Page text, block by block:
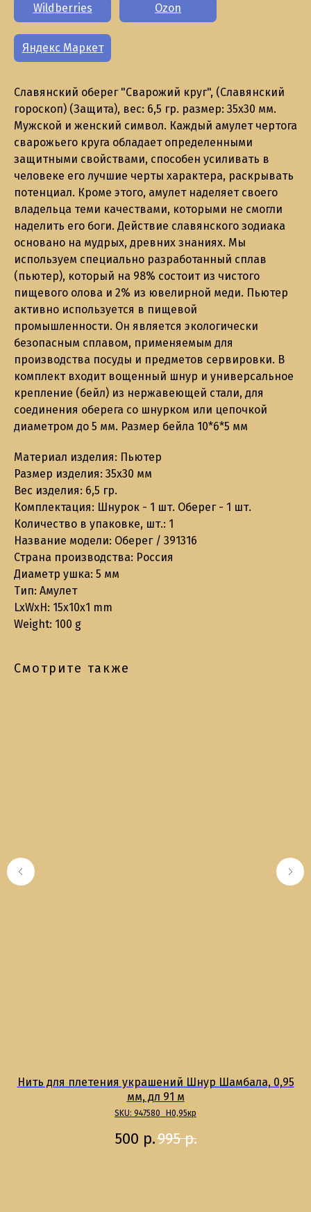
Wildberries Ozon
Яндекс Маркет
Славянский оберег "Сварожий круг", (Славянский
гороскоп) (Защита), вес: 6,5 гр. размер: 35х30 мм.
Мужской и женский символ. Каждый амулет чертога
сварожьего круга обладает определенными
защитными свойствами, способен усиливать в
человеке его лучшие черты характера, раскрывать
потенциал. Кроме этого, амулет наделяет своего
владельца теми качествами, которыми не смогли
наделить его боги. Действие славянского зодиака
основано на мудрых, древних знаниях. Мы
используем специально разработанный сплав
(пьютер), который на 98% состоит из чистого
пищевого олова и 2% из ювелирной меди. Пьютер
активно используется в пищевой
промышленности. Он является экологически
безопасным сплавом, применяемым для
производства посуды и предметов сервировки. В
комплект входит вощенный шнур и универсальное
крепление (бейл) из нержавеющей стали, для
соединения оберега со шнурком или цепочкой
диаметром до 5 мм. Размер бейла 10*6*5 мм
Материал изделия: Пьютер
Размер изделия: 35х30 мм
Вес изделия: 6,5 гр.
Комплектация: Шнурок - 1 шт. Оберег - 1 шт.
Количество в упаковке, шт.: 1
Название модели: Оберег / 391316
Страна производства: Россия
Диаметр ушка: 5 мм
Тип: Амулет
LxWxH: 15x10x1 mm
Weight: 100 g
Смотрите также
Нить для плетения украшений Шнур Шамбала, 0,95
мм, дл 91 м
SKU: 947580_Н0,95кр
500 р.995 р.